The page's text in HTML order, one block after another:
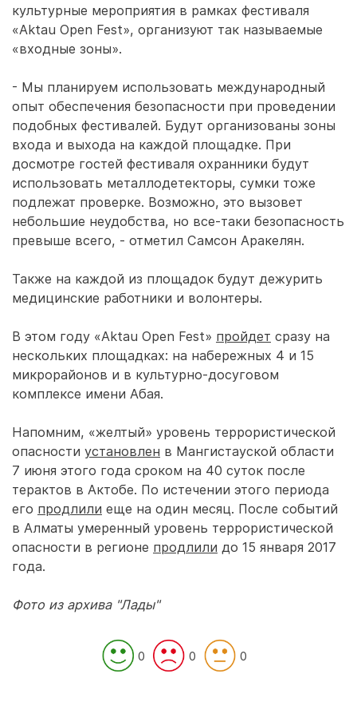
культурные мероприятия в рамках фестиваля
«Aktau Open Fest», организуют так называемые
«входные зоны».
- Мы планируем использовать международный
опыт обеспечения безопасности при проведении
подобных фестивалей. Будут организованы зоны
входа и выхода на каждой площадке. При
досмотре гостей фестиваля охранники будут
использовать металлодетекторы, сумки тоже
подлежат проверке. Возможно, это вызовет
небольшие неудобства, но все-таки безопасность
превыше всего, - отметил Самсон Аракелян.
Также на каждой из площадок будут дежурить
медицинские работники и волонтеры.
В этом году «Aktau Open Fest» пройдет сразу на
нескольких площадках: на набережных 4 и 15
микрорайонов и в культурно-досуговом
комплексе имени Абая.
Напомним, «желтый» уровень террористической
опасности установлен в Мангистауской области
7 июня этого года сроком на 40 суток после
терактов в Актобе. По истечении этого периода
его продлили еще на один месяц. После событий
в Алматы умеренный уровень террористической
опасности в регионе продлили до 15 января 2017
года.
Фото из архива "Лады"
0 0 0